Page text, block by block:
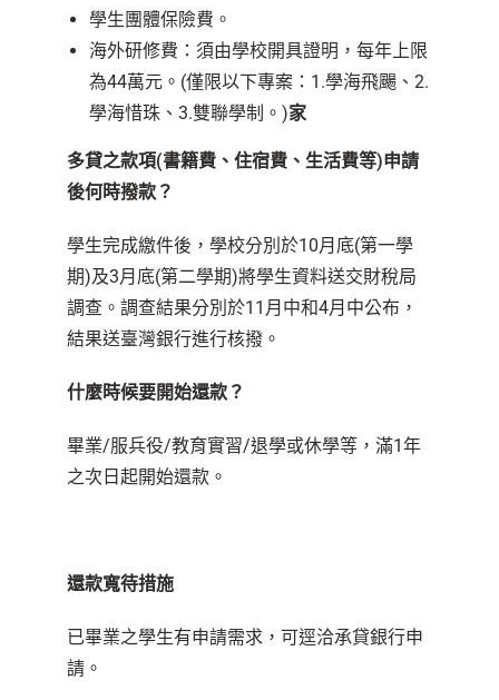
學生團體保險費。
海外研修費：須由學校開具證明，每年上限
為44萬元。(僅限以下專案：1.學海飛颺、2.
學海惜珠、3.雙聯學制。)家
多貸之款項(書籍費、住宿費、生活費等)申請
後何時撥款？
學生完成繳件後，學校分別於10月底(第一學
期)及3月底(第二學期)將學生資料送交財稅局
調查。調查結果分別於11月中和4月中公布，
結果送臺灣銀行進行核撥。
什麼時候要開始還款？
畢業/服兵役/教育實習/退學或休學等，滿1年
之次日起開始還款。
還款寬待措施
已畢業之學生有申請需求，可逕洽承貸銀行申
請。